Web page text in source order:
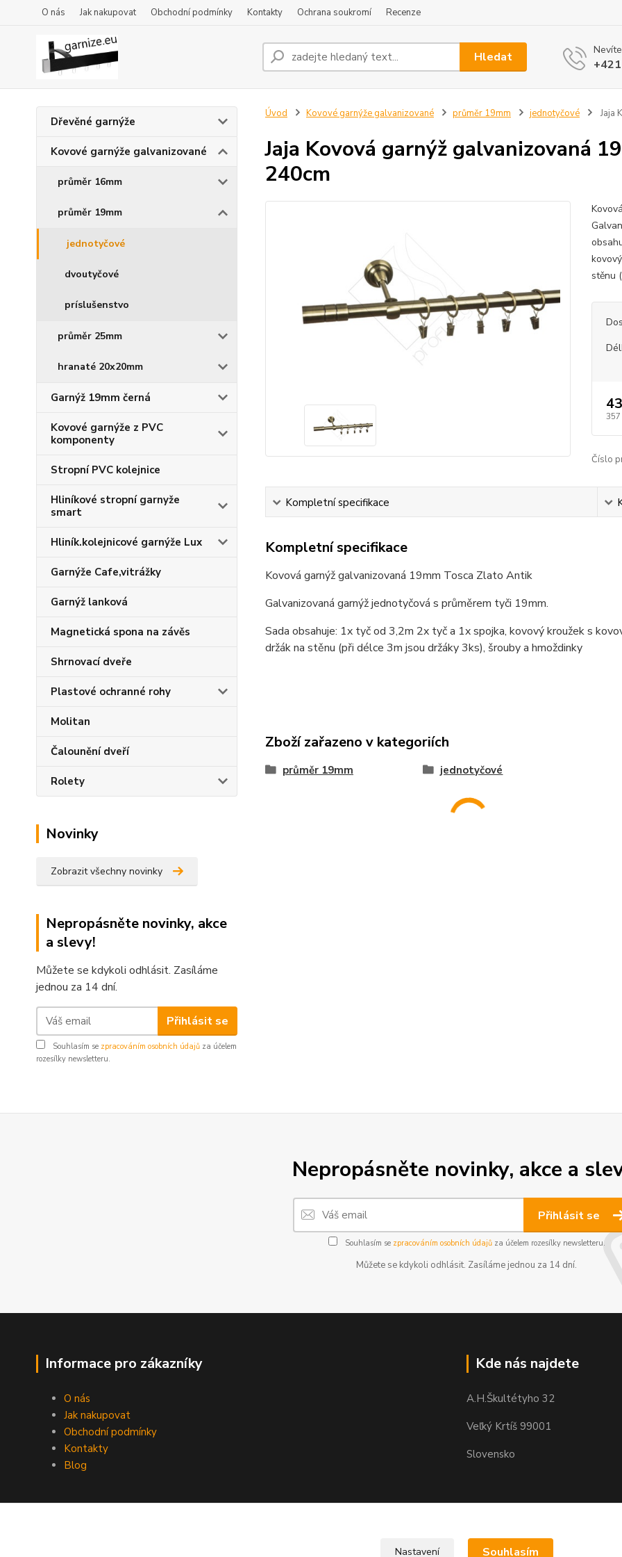
O nás Jak nakupovat Obchodní podmínky Kontakty Ochrana soukromí Recenze
Hledat
Dřevěné garnýže
Kovové garnýže galvanizované
průměr 16mm
průměr 19mm
jednotyčové
dvoutyčové
príslušenstvo
průměr 25mm
hranaté 20x20mm
Garnýž 19mm černá
Kovové garnýže z PVC
komponenty
Stropní PVC kolejnice
Hliníkové stropní garnyže
smart
Hliník.kolejnicové garnýže Lux
Garnýže Cafe,vitrážky
Garnýž lanková
Magnetická spona na závěs
Shrnovací dveře
Plastové ochranné rohy
Molitan
Čalounění dveří
Rolety
Novinky
Zobrazit všechny novinky
Nepropásněte novinky, akce
a slevy!
Můžete se kdykoli odhlásit. Zasíláme
jednou za 14 dní.
Přihlásit se
Souhlasím se zpracováním osobních údajů za účelem
rozesílky newsletteru.
Úvod Kovové garnýže galvanizované průměr 19mm jednotyčové Jaja
Jaja Kovová garnýž galvanizovaná
240cm
stěnu
357
Číslo
Kompletní specifikace
Kompletní specifikace
Kovová garnýž galvanizovaná 19mm Tosca Zlato Antik
Galvanizovaná garnýž jednotyčová s průměrem tyči 19mm.
Sada obsahuje: 1x tyč od 3,2m 2x tyč a 1x spojka, kovový kroužek s
držák na stěnu (při délce 3m jsou držáky 3ks), šrouby a hmoždinky
Zboží zařazeno v kategoriích
průměr 19mm jednotyčové
Nepropásněte novinky, akce a
Přihlásit se
Souhlasím se zpracováním osobních údajůza účelem rozesílky newsletteru.
Můžete se kdykoli odhlásit. Zasíláme jednou za 14 dní.
Informace pro zákazníky
O nás
Jak nakupovat
Obchodní podmínky
Kontakty
Blog
Kde nás najdete
A.H.Škultétyho 32
Veľký Krtíš 99001
Slovensko
Nastavení Souhlasím